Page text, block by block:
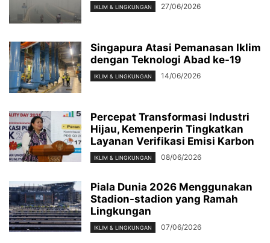
IKLIM & LINGKUNGAN 27/06/2026
Singapura Atasi Pemanasan Iklim
dengan Teknologi Abad ke-19
IKLIM & LINGKUNGAN 14/06/2026
Percepat Transformasi Industri
Hijau, Kemenperin Tingkatkan
Layanan Verifikasi Emisi Karbon
IKLIM & LINGKUNGAN 08/06/2026
Piala Dunia 2026 Menggunakan
Stadion-stadion yang Ramah
Lingkungan
IKLIM & LINGKUNGAN 07/06/2026